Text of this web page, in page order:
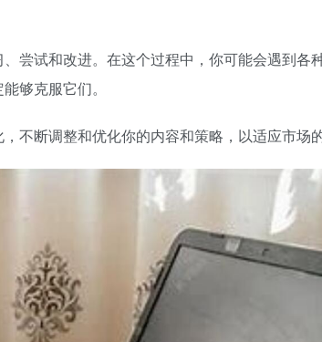
尝试和改进。在这个过程中，你可能会遇到各
够克服它们。
不断调整和优化你的内容和策略，以适应市场的